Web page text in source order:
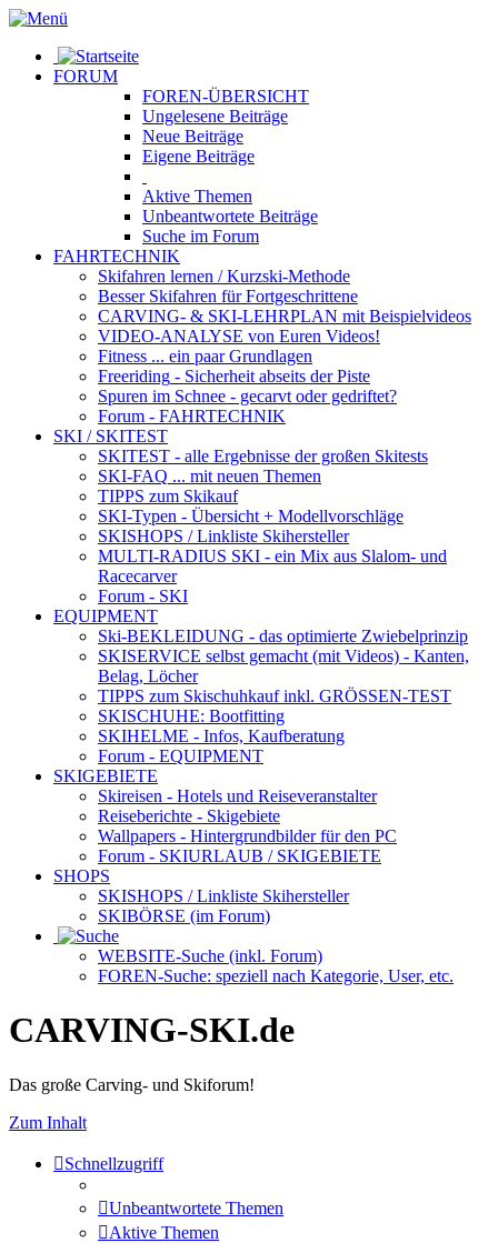
FORUM
FOREN-ÜBERSICHT
Ungelesene Beiträge
Neue Beiträge
Eigene Beiträge
Aktive Themen
Unbeantwortete Beiträge
Suche im Forum
FAHRTECHNIK
Skifahren lernen / Kurzski-Methode
Besser Skifahren für Fortgeschrittene
CARVING- & SKI-LEHRPLAN mit Beispielvideos
VIDEO-ANALYSE von Euren Videos!
Fitness ... ein paar Grundlagen
Freeriding - Sicherheit abseits der Piste
Spuren im Schnee - gecarvt oder gedriftet?
Forum - FAHRTECHNIK
SKI / SKITEST
SKITEST - alle Ergebnisse der großen Skitests
SKI-FAQ ... mit neuen Themen
TIPPS zum Skikauf
SKI-Typen - Übersicht + Modellvorschläge
SKISHOPS / Linkliste Skihersteller
MULTI-RADIUS SKI - ein Mix aus Slalom- und
Racecarver
Forum - SKI
EQUIPMENT
Ski-BEKLEIDUNG - das optimierte Zwiebelprinzip
SKISERVICE selbst gemacht (mit Videos) - Kanten,
Belag, Löcher
TIPPS zum Skischuhkaufinkl. GRÖSSEN-TEST
SKISCHUHE: Bootfitting
SKIHELME - Infos, Kaufberatung
Forum - EQUIPMENT
SKIGEBIETE
Skireisen - Hotels und Reiseveranstalter
Reiseberichte - Skigebiete
Wallpapers - Hintergrundbilder für den PC
Forum - SKIURLAUB / SKIGEBIETE
SHOPS
SKISHOPS / Linkliste Skihersteller
SKIBÖRSE (im Forum)
WEBSITE-Suche (inkl. Forum)
FOREN-Suche: speziell nach Kategorie, User, etc.
CARVING-SKI.de
Das große Carving- und Skiforum!
Zum Inhalt
Schnellzugriff
Unbeantwortete Themen
Aktive Themen